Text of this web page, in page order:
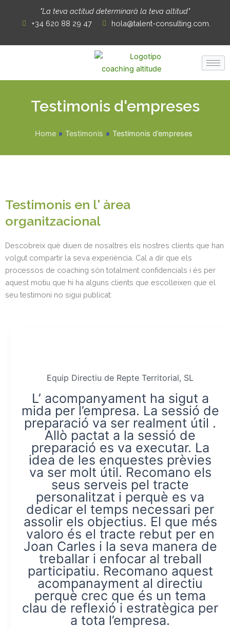
"La teva actitud determinarà la teva altitud"
+34 620 88 29 47
hola@talent-consulting.com.
Testimonis d'empreses
Home » Testimonis » Testimonis d’empreses
Testimonis en l' àrea
organitzacional
Descobreix què diuen de nosaltres els nostres clients que han
volgut compartir la seva experiència. Cal a dir que els
processos de coaching són totalment confidencials i és per
aquest motiu que hi ha alguns clients que escolleixen que el
seu testimoni no sigui publicat:
Equip Directiu de Repte Territorial, SL
L’ acompanyament ha sigut a
mida per l’empresa. La sessió de
preparació va ser realment útil .
Allò pactat a la sessió de
preparació es va executar. La
idea de les enquestes prèvies
va ser molt útil. Recomano els
seus serveis pel tracte
personalitzat i perquè es va
dedicar el temps necessari per
assolir els objectius. El que més
valoro és el tracte rebut per en
Joan Carles i la seva manera de
treballar i enfocar al treball
participatiu. Recomano aquest
acompanayment al directiu
perquè crec que és un tema
clau de reflexió i estratègica per
a tota l’empresa.